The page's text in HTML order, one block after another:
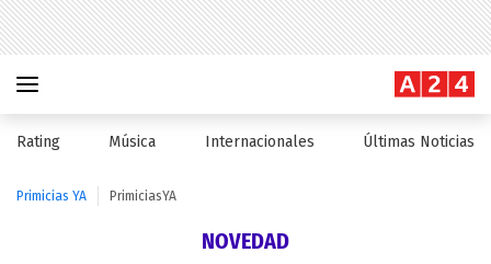
Rating Música Internacionales Últimas Noticias
Primicias YA PrimiciasYA
NOVEDAD